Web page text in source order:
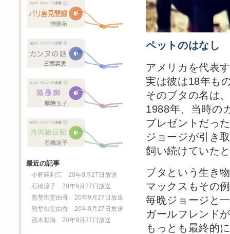
ペットのはなし
アメリカを代表
実は彼は18年も
そのブタの名は
1988年、当時の
プレゼントだっ
ジョージが引き
飼い続けていた
ブタという生き
マックスもその
毎晩ジョージと
ガールフレンド
もっとも最終的
最近の記事
小野麻利江 20年9月27日放送
石橋涼子 20年9月27日放送
熊埜御堂由香 20年9月27日放送
熊埜御堂由香 20年9月27日放送
茂木彩海 20年9月27日放送